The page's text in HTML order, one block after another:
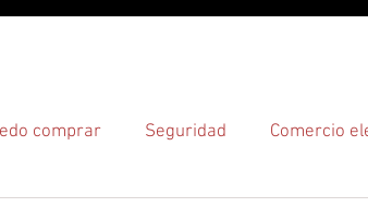
comprar Seguridad Comercio